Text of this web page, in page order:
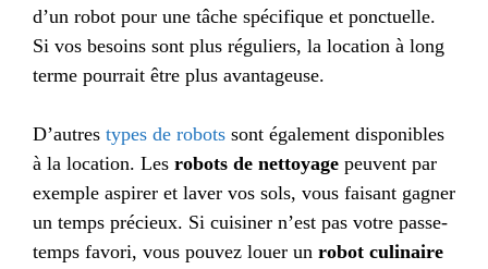
d’un robot pour une tâche spécifique et ponctuelle.
Si vos besoins sont plus réguliers, la location à long
terme pourrait être plus avantageuse.
D’autres types de robots sont également disponibles
à la location. Les robots de nettoyage peuvent par
exemple aspirer et laver vos sols, vous faisant gagner
un temps précieux. Si cuisiner n’est pas votre passe-
temps favori, vous pouvez louer un robot culinaire